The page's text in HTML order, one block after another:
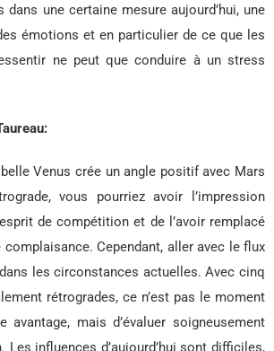
dans une certaine mesure aujourd’hui, une
émotions et en particulier de ce que les
ne peut que conduire à un stress
Venus crée un angle positif avec Mars
vous pourriez avoir l’impression
de compétition et de l’avoir remplacé
complaisance. Cependant, aller avec le flux
les circonstances actuelles. Avec cinq
rétrogrades, ce n’est pas le moment
mais d’évaluer soigneusement
Les influences d’aujourd’hui sont difficiles,